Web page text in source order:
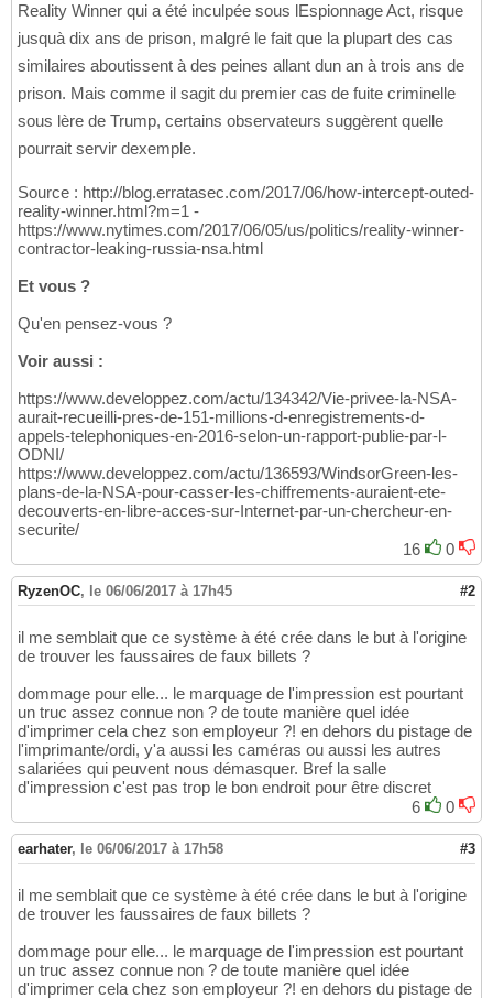
Reality Winner qui a été inculpée sous lEspionnage Act, risque
jusquà dix ans de prison, malgré le fait que la plupart des cas
similaires aboutissent à des peines allant dun an à trois ans de
prison. Mais comme il sagit du premier cas de fuite criminelle
sous lère de Trump, certains observateurs suggèrent quelle
pourrait servir dexemple.
Source : http://blog.erratasec.com/2017/06/how-intercept-outed-
reality-winner.html?m=1 -
https://www.nytimes.com/2017/06/05/us/politics/reality-winner-
contractor-leaking-russia-nsa.html
Et vous ?
Qu'en pensez-vous ?
Voir aussi :
https://www.developpez.com/actu/134342/Vie-privee-la-NSA-
aurait-recueilli-pres-de-151-millions-d-enregistrements-d-
appels-telephoniques-en-2016-selon-un-rapport-publie-par-l-
ODNI/
https://www.developpez.com/actu/136593/WindsorGreen-les-
plans-de-la-NSA-pour-casser-les-chiffrements-auraient-ete-
decouverts-en-libre-acces-sur-Internet-par-un-chercheur-en-
securite/
16
0
RyzenOC, le 06/06/2017 à 17h45 #2
il me semblait que ce système à été crée dans le but à l'origine
de trouver les faussaires de faux billets ?
dommage pour elle... le marquage de l'impression est pourtant
un truc assez connue non ? de toute manière quel idée
d'imprimer cela chez son employeur ?! en dehors du pistage de
l'imprimante/ordi, y'a aussi les caméras ou aussi les autres
salariées qui peuvent nous démasquer. Bref la salle
d'impression c'est pas trop le bon endroit pour être discret
6
0
earhater, le 06/06/2017 à 17h58 #3
il me semblait que ce système à été crée dans le but à l'origine
de trouver les faussaires de faux billets ?
dommage pour elle... le marquage de l'impression est pourtant
un truc assez connue non ? de toute manière quel idée
d'imprimer cela chez son employeur ?! en dehors du pistage de